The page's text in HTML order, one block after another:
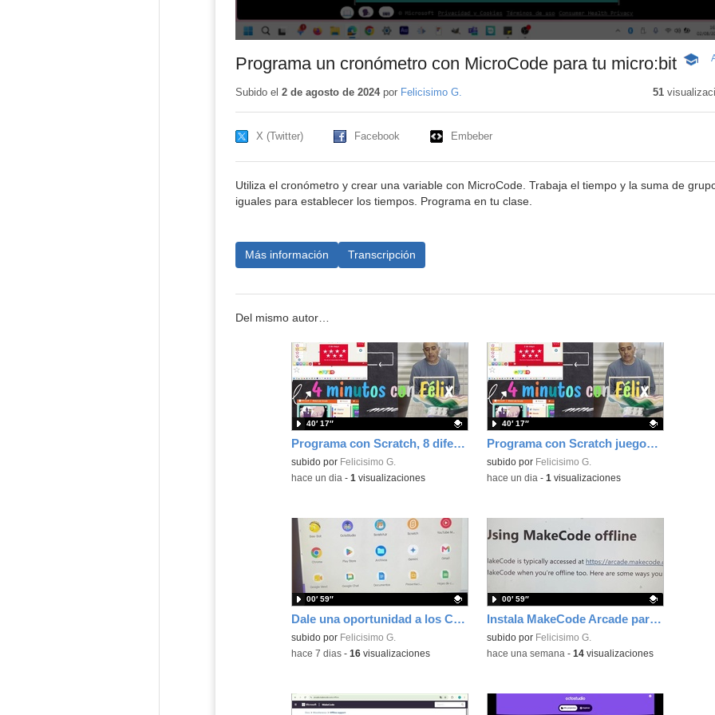
Programa un cronómetro con MicroCode para tu micro:bit -
Subido el 2 de agosto de 2024por Felicisimo G. 51
X (Twitter) Facebook Embeber
Utiliza el cronómetro y crear una variable con MicroCode. Trabaja el tiempo y la suma de
iguales para establecer los tiempos. Programa en tu clase.
Más información Transcripción
Del mismo autor…
Programa con Scratch, 8 diferentes juegos para vivir la emoción de los partidos de España en el mundial 2026
Contenido educativo.
subido por Felicisimo G.
40′ 17″
-hace un dia - 1 visualizaciones
Programa con Scratch juegos con los partidos del mundial 2026 ganados por España
Contenido educativo.
subido por Felicisimo G.
40′ 17″
-hace un dia - 1 visualizaciones
Dale una oportunidad a los Chromebooks y utiliza un proyector para realizar talleres si no tienes pantallas táctiles
Contenido educativo.
subido por Felicisimo G.
00′ 59″
-hace 7 dias- 16visualizaciones
Instala MakeCode Arcade para trabajar offline en tu tablet, ordenador, Chromebook
Contenido educativo.
subido por Felicisimo G.
00′ 59″
-hace una semana - 14visualizaciones